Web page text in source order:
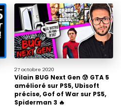
27 octobre 2020
Vilain BUG Next Gen 😰 GTA 5
amélioré sur PS5, Ubisoft
précise, Gof of War sur PS5,
Spiderman 3 🔥